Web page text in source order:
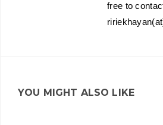
free to
YOU MIGHT ALSO LIKE